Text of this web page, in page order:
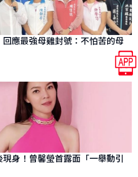
應最強母雞封號：不怕苦的母
身！曾馨瑩首露面「一舉動引